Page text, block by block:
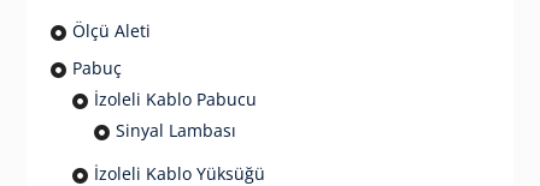
Ölçü Aleti
Pabuç
İzoleli Kablo Pabucu
Sinyal Lambası
İzoleli Kablo Yüksüğü